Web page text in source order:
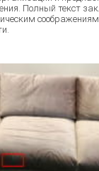
Полный текст